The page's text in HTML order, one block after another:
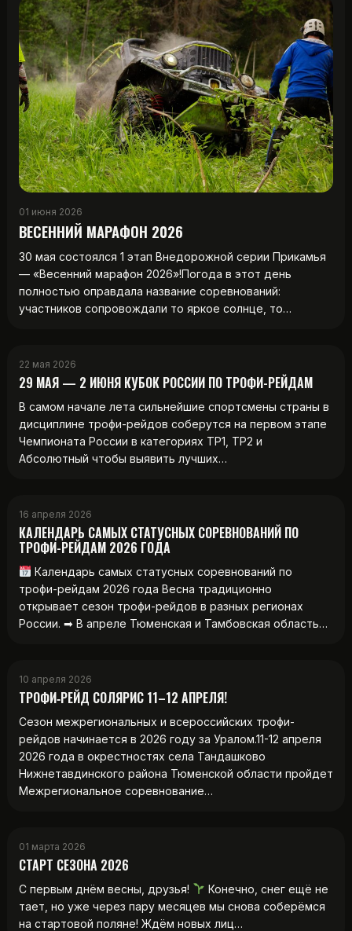
01 июня 2026
ВЕСЕННИЙ МАРАФОН 2026
30 мая состоялся 1 этап Внедорожной серии Прикамья
— «Весенний марафон 2026»!Погода в этот день
полностью оправдала название соревнований:
участников сопровождали то яркое солнце, то…
22 мая 2026
29 МАЯ — 2 ИЮНЯ КУБОК РОССИИ ПО ТРОФИ-РЕЙДАМ
В самом начале лета сильнейшие спортсмены страны в
дисциплине трофи-рейдов соберутся на первом этапе
Чемпионата России в категориях ТР1, ТР2 и
Абсолютный чтобы выявить лучших…
16 апреля 2026
КАЛЕНДАРЬ САМЫХ СТАТУСНЫХ СОРЕВНОВАНИЙ ПО
ТРОФИ-РЕЙДАМ 2026 ГОДА
Календарь самых статусных соревнований по
трофи-рейдам 2026 года Весна традиционно
открывает сезон трофи-рейдов в разных регионах
России. ➡ В апреле Тюменская и Тамбовская область…
10 апреля 2026
ТРОФИ‑РЕЙД СОЛЯРИС 11–12 АПРЕЛЯ!
Сезон межрегиональных и всероссийских трофи-
рейдов начинается в 2026 году за Уралом.11-12 апреля
2026 года в окрестностях села Тандашково
Нижнетавдинского района Тюменской области пройдет
Межрегиональное соревнование…
01 марта 2026
СТАРТ СЕЗОНА 2026
С первым днём весны, друзья!
Конечно, снег ещё не
тает, но уже через пару месяцев мы снова соберёмся
на стартовой поляне! Ждём новых лиц…